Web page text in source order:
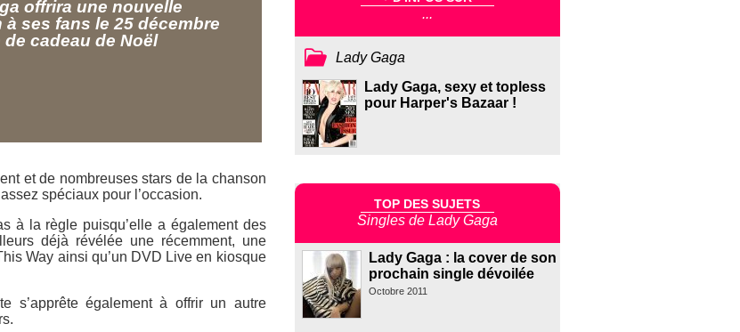
offrira une nouvelle
à ses fans le 25 décembre
cadeau de Noël
et de nombreuses stars de la chanson
spéciaux pour l’occasion.
à la règle puisqu’elle a également des
déjà révélée une récemment, une
Way ainsi qu’un DVD Live en kiosque
s’apprête également à offrir un autre
...
Lady Gaga
Lady Gaga, sexy et topless
pour Harper's Bazaar !
TOP DES SUJETS
Singles de Lady Gaga
Lady Gaga : la cover de son
prochain single dévoilée
Octobre 2011